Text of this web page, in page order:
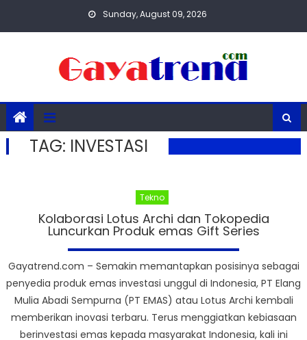
Sunday, August 09, 2026
TAG: INVESTASI
Tekno
Kolaborasi Lotus Archi dan Tokopedia
Luncurkan Produk emas Gift Series
Gayatrend.com – Semakin memantapkan posisinya sebagai
penyedia produk emas investasi unggul di Indonesia, PT Elang
Mulia Abadi Sempurna (PT EMAS) atau ​Lotus Archi kembali
memberikan inovasi terbaru. Terus menggiatkan kebiasaan
berinvestasi emas kepada masyarakat Indonesia, kali ini